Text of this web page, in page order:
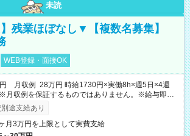
未読
】残業ほぼなし▼【複数名募集】
WEB登録・面接OK
月収例 28万円 時給1730円×実働8h×週5日×4週
月収例を保証するものではありません。※給与即受
ス利用可（利用条件有）
途支給あり
月3万円を上限として実費支給